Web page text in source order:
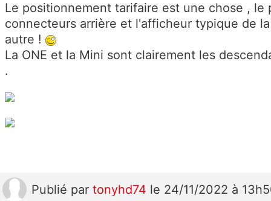
Le positionnement tarifaire est une chose , le
connecteurs arrière et l'afficheur typique de
autre !
La ONE et la Mini sont clairement les
.
Publié par tonyhd74 le 24/11/2022 à